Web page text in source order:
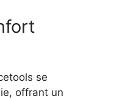
se
offrant un